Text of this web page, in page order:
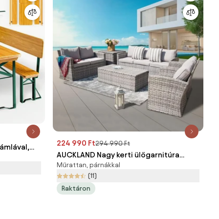
224 990 Ft294 990 Ft
AUCKLAND Nagy kerti ülőgarnitúra
tárolóval a párnákra - szürke
Műrattan, párnákkal
(11)
Raktáron